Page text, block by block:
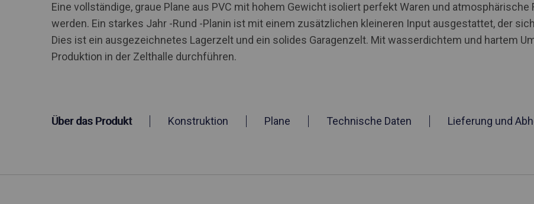
Eine vollständige, graue Plane aus PVC mit hohem Gewicht isoliert perfekt Waren und atmosphärische
werden. Ein starkes Jahr -Rund -Planin ist mit einem zusätzlichen kleineren Input ausgestattet, der
Dies ist ein ausgezeichnetes Lagerzelt und ein solides Garagenzelt. Mit wasserdichtem und hartem
Produktion in der Zelthalle durchführen.
Über das Produkt Konstruktion Plane Technische Daten Lieferung und